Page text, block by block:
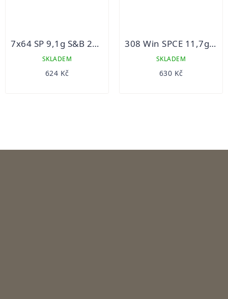
7x64 SP 9,1g S&B 20ks
SKLADEM
624 Kč
308 Win SPCE 11,7g S&B 20ks
SKLADEM
630 Kč